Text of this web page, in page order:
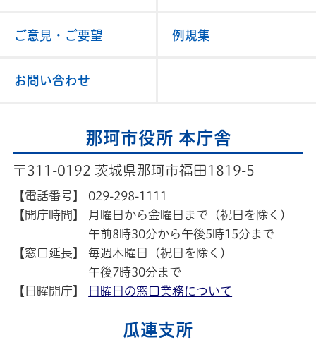
ご意見・ご要望 例規集
お問い合わせ
那珂市役所 本庁舎
〒311-0192 茨城県那珂市福田1819-5
【電話番号】
029-298-1111
【開庁時間】
月曜日から金曜日まで（祝日を除く）
午前8時30分から午後5時15分まで
【窓口延長】
毎週木曜日（祝日を除く）
午後7時30分まで
【日曜開庁】
日曜日の窓口業務について
瓜連支所